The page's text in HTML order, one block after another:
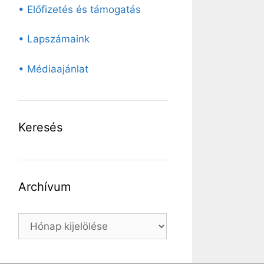
• Előfizetés és támogatás
• Lapszámaink
• Médiaajánlat
Keresés
Archívum
Archívum